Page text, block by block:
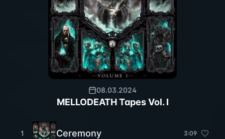
08.03.2024
MELLODEATH Tapes Vol. I
1 Ceremony 3:09